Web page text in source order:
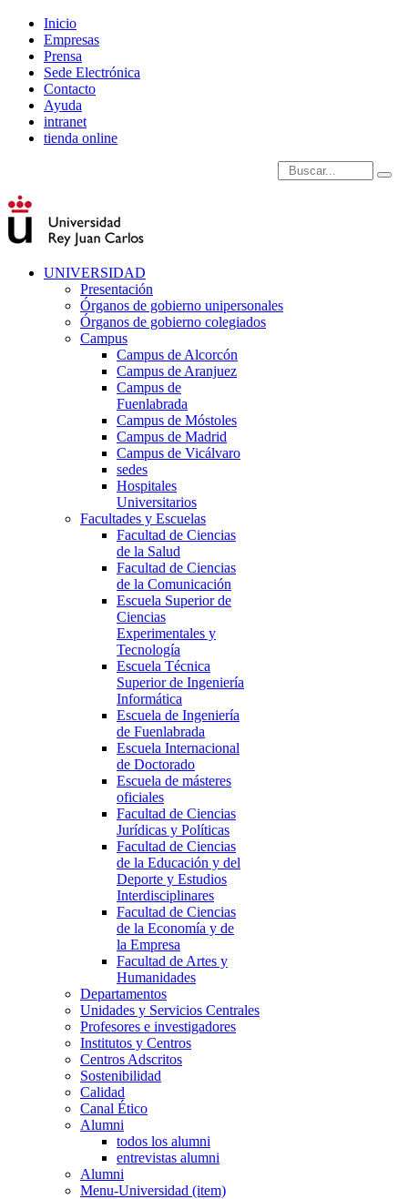
Inicio
Empresas
Prensa
Sede Electrónica
Contacto
Ayuda
intranet
tienda online
Introduce términos de
UNIVERSIDAD
Presentación
Órganos de gobierno unipersonales
Órganos de gobierno colegiados
Campus
Campus de Alcorcón
Campus de Aranjuez
Campus de
Fuenlabrada
Campus de Móstoles
Campus de Madrid
Campus de Vicálvaro
sedes
Hospitales
Universitarios
Facultades y Escuelas
Facultad de Ciencias
de la Salud
Facultad de Ciencias
de la Comunicación
Escuela Superior de
Ciencias
Experimentales y
Tecnología
Escuela Técnica
Superior de Ingeniería
Informática
Escuela de Ingeniería
de Fuenlabrada
Escuela Internacional
de Doctorado
Escuela de másteres
oficiales
Facultad de Ciencias
Jurídicas y Políticas
Facultad de Ciencias
de la Educación y del
Deporte y Estudios
Interdisciplinares
Facultad de Ciencias
de la Economía y de
la Empresa
Facultad de Artes y
Humanidades
Departamentos
Unidades y Servicios Centrales
Profesores e investigadores
Institutos y Centros
Centros Adscritos
Sostenibilidad
Calidad
Canal Ético
Alumni
todos los alumni
entrevistas alumni
Alumni
Menu-Universidad (item)